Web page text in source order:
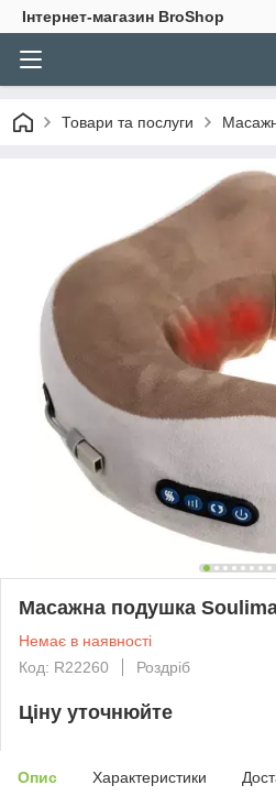
Інтернет-магазин BroShop
Товари та послуги
Масажна подушка
Немає в наявності
Код: R22260
Роздріб
Ціну уточнюйте
Опис Характеристики